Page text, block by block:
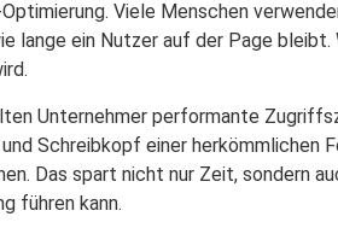
Viele Menschen
ein Nutzer auf der Page bleibt.
Unternehmer performante
Schreibkopf einer herkömmlichen
Das spart nicht nur Zeit, sondern
führen kann.